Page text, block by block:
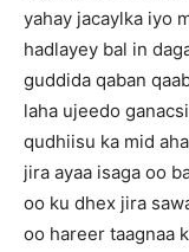
yahay jacaylka iyo
hadlayey bal in
guddida qaban
laha ujeedo
qudhiisu ka mid
jira ayaa isaga oo
oo ku dhex jira
oo hareer taagnaa